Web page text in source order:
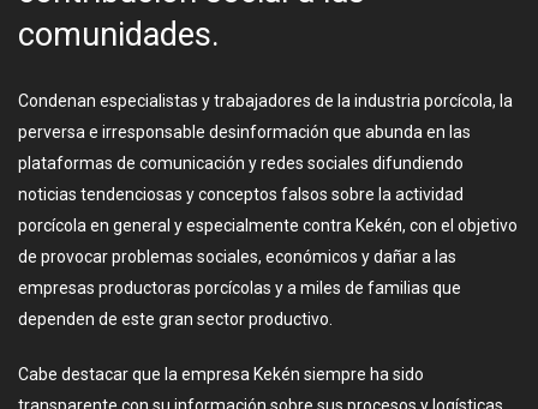
comunidades.
Condenan especialistas y trabajadores de la industria porcícola, la
perversa e irresponsable desinformación que abunda en las
plataformas de comunicación y redes sociales difundiendo
noticias tendenciosas y conceptos falsos sobre la actividad
porcícola en general y especialmente contra Kekén, con el objetivo
de provocar problemas sociales, económicos y dañar a las
empresas productoras porcícolas y a miles de familias que
dependen de este gran sector productivo.
Cabe destacar que la empresa Kekén siempre ha sido
transparente con su información sobre sus procesos y logísticas